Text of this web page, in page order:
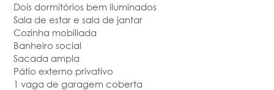
Dois dormitórios bem iluminados
Sala de estar e sala de jantar
Cozinha mobiliada
Banheiro social
Sacada ampla
Pátio externo privativo
1 vaga de garagem coberta